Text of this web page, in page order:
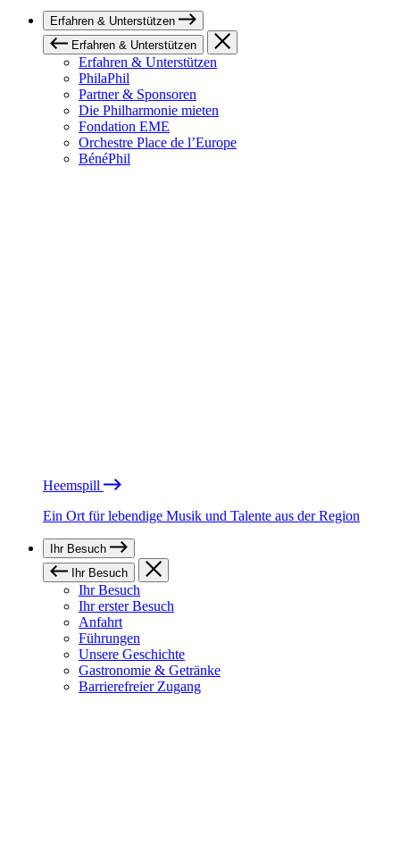
Erfahren & Unterstützen
Erfahren & Unterstützen
Erfahren & Unterstützen
PhilaPhil
Partner & Sponsoren
Die Philharmonie mieten
Fondation EME
Orchestre Place de l’Europe
BénéPhil
Heemspill
Ein Ort für lebendige Musik und Talente aus der Region
Ihr Besuch
Ihr Besuch
Ihr Besuch
Ihr erster Besuch
Anfahrt
Führungen
Unsere Geschichte
Gastronomie & Getränke
Barrierefreier Zugang